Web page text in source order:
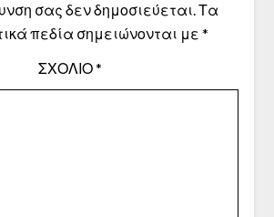
σας δεν δημοσιεύεται.Τα
πεδία σημειώνονται με *
ΣΧΌΛΙΟ*